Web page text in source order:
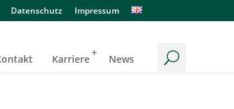
Datenschutz Impressum
Karriere News